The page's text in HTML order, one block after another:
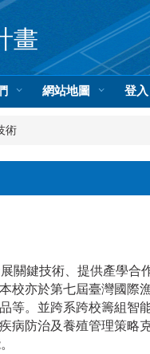
畫
網站地圖 登入
術
關鍵技術、提供產學合
亦於第七屆臺灣國際
等。並跨系跨校籌組智
病防治及養殖管理策略